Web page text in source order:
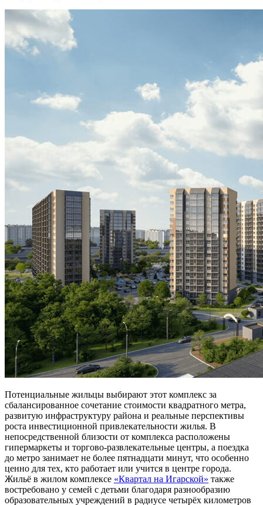
Потенциальные жильцы выбирают этот комплекс за
сбалансированное сочетание стоимости квадратного метра,
развитую инфраструктуру района и реальные перспективы
роста инвестиционной привлекательности жилья. В
непосредственной близости от комплекса расположены
гипермаркеты и торгово-развлекательные центры, а поездка
до метро занимает не более пятнадцати минут, что особенно
ценно для тех, кто работает или учится в центре города.
Жильё в жилом комплексе «Квартал на Игарской» также
востребовано у семей с детьми благодаря разнообразию
образовательных учреждений в радиусе четырёх километров